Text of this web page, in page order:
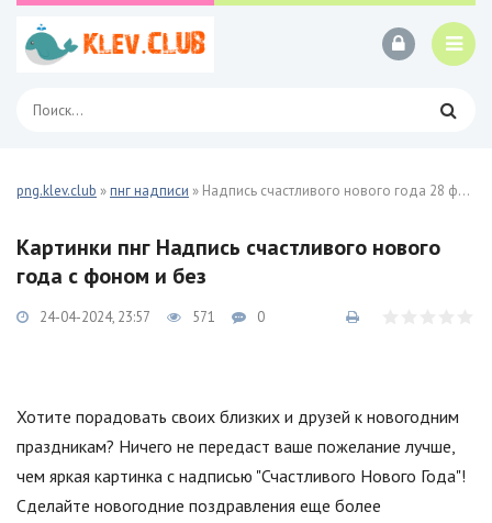
png.klev.club »пнг надписи » Надпись счастливого нового года 28 фото
Картинки пнг Надпись счастливого нового
года с фоном и без
24-04-2024, 23:57 571 0
Хотите порадовать своих близких и друзей к новогодним
праздникам? Ничего не передаст ваше пожелание лучше,
чем яркая картинка с надписью "Счастливого Нового Года"!
Сделайте новогодние поздравления еще более